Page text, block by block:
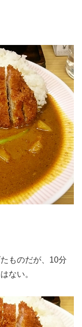
ものだが、10分
ない。